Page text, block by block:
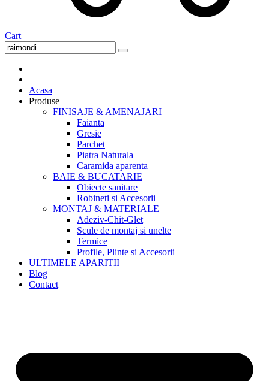
Cart
Acasa
Produse
FINISAJE & AMENAJARI
Faianta
Gresie
Parchet
Piatra Naturala
Caramida aparenta
BAIE & BUCATARIE
Obiecte sanitare
Robineti si Accesorii
MONTAJ & MATERIALE
Adeziv-Chit-Glet
Scule de montaj si unelte
Termice
Profile, Plinte si Accesorii
ULTIMELE APARITII
Blog
Contact